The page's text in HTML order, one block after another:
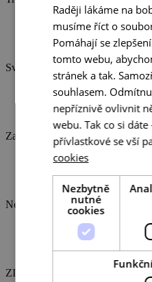
Svatojakubská cesta na jižní
Zažít kraj vína a památek na kole
Newmarkets
ZIELE-TOP-CÍLE
Raději lákáme na
musíme říct o
Pomáhají se
tomto webu,
stránek a tak.
souhlasem.
nepříznivě ovlivnit
webu. Tak co si
přívlastkové se vší
cookies
Nezbytně
nutné
cookies